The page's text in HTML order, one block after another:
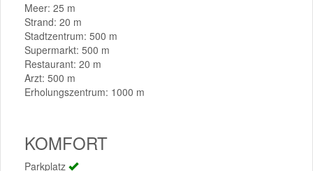
Meer: 25 m
Strand: 20 m
Stadtzentrum: 500 m
Supermarkt: 500 m
Restaurant: 20 m
Arzt: 500 m
Erholungszentrum: 1000 m
KOMFORT
Parkplatz